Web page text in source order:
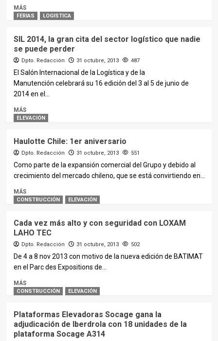
MÁS
FERIAS LOGISTICA
SIL 2014, la gran cita del sector logístico que nadie
se puede perder
Dpto. Redacción 31 octubre, 2013 487
El Salón Internacional de la Logística y de la
Manutención celebrará su 16 edición del 3 al 5 de junio de
2014 en el...
MÁS
ELEVACIÓN
Haulotte Chile: 1er aniversario
Dpto. Redacción 31 octubre, 2013 551
Como parte de la expansión comercial del Grupo y debido al
crecimiento del mercado chileno, que se está convirtiendo en...
MÁS
CONSTRUCCIÓN ELEVACIÓN
Cada vez más alto y con seguridad con LOXAM
LAHO TEC
Dpto. Redacción 31 octubre, 2013 502
De 4 a 8 nov 2013 con motivo de la nueva edición de BATIMAT
en el Parc des Expositions de...
MÁS
CONSTRUCCIÓN ELEVACIÓN
Plataformas Elevadoras Socage gana la
adjudicación de Iberdrola con 18 unidades de la
plataforma Socage A314